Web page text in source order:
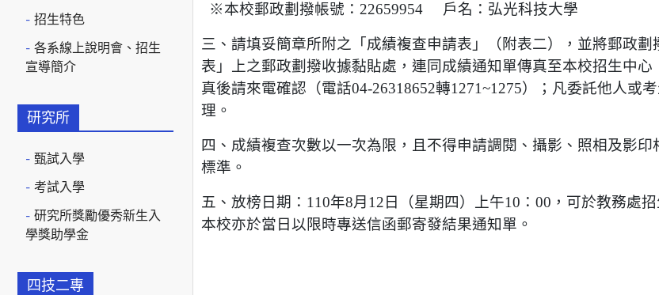
招生特色
各系線上說明會、招生
宣導簡介
研究所
甄試入學
考試入學
研究所獎勵優秀新生入
學獎助學金
四技二專
※本校郵政劃撥帳號：22659954 戶名：弘光科技大學
三、請填妥簡章所附之「成績複查申請表」（附表二），並將郵政
表」上之郵政劃撥收據黏貼處，連同成績通知單傳真至本校招生中心
真後請來電確認（電話04-26318652轉1271~1275）；凡委託他人或
理。
四、成績複查次數以一次為限，且不得申請調閱、攝影、照相及影
標準。
五、放榜日期：110年8月12日（星期四）上午10：00，可於教務處
本校亦於當日以限時專送信函郵寄發結果通知單。